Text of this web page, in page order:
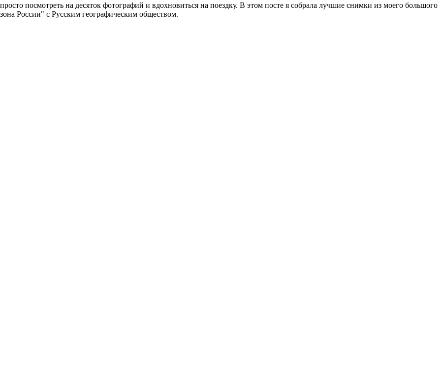
посмотреть на десяток фотографий и вдохновиться на поездку. В этом посте я собрала лучшие снимки из моего большого
России" с Русским географическим обществом.